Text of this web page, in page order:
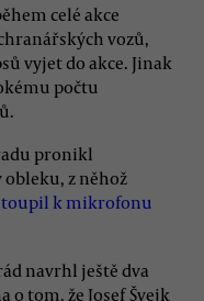
celé akce
vozů,
vyjet do akce. Jinak
počtu
pronikl
z něhož
k mikrofonu
navrhl ještě dva
o tom, že Josef Švejk